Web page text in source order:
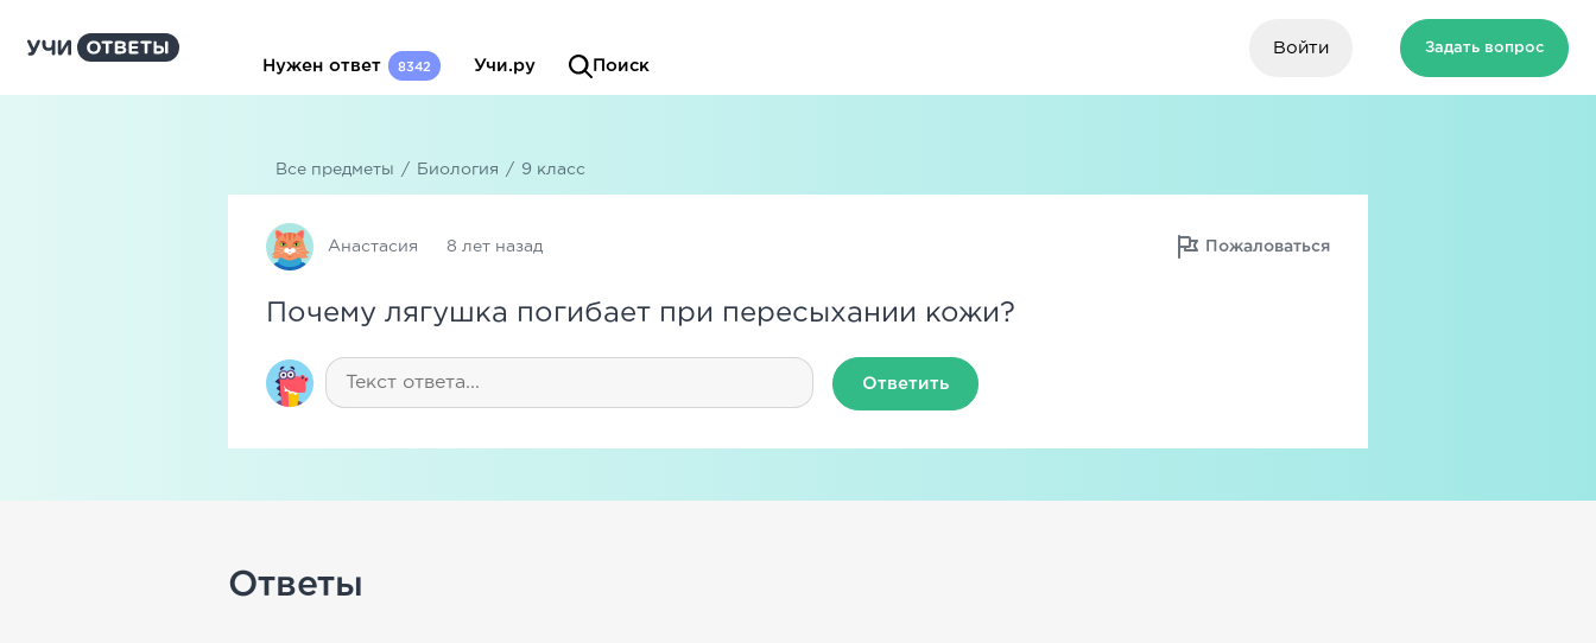
Нужен ответ 8342 Учи.ру Поиск
Войти Задать вопрос
Все предметы / Биология / 9 класс
Анастасия 8 лет назад Пожаловаться
Почему лягушка погибает при пересыхании кожи?
Ответить
Ответы